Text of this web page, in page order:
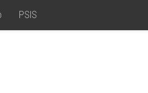
PSIS